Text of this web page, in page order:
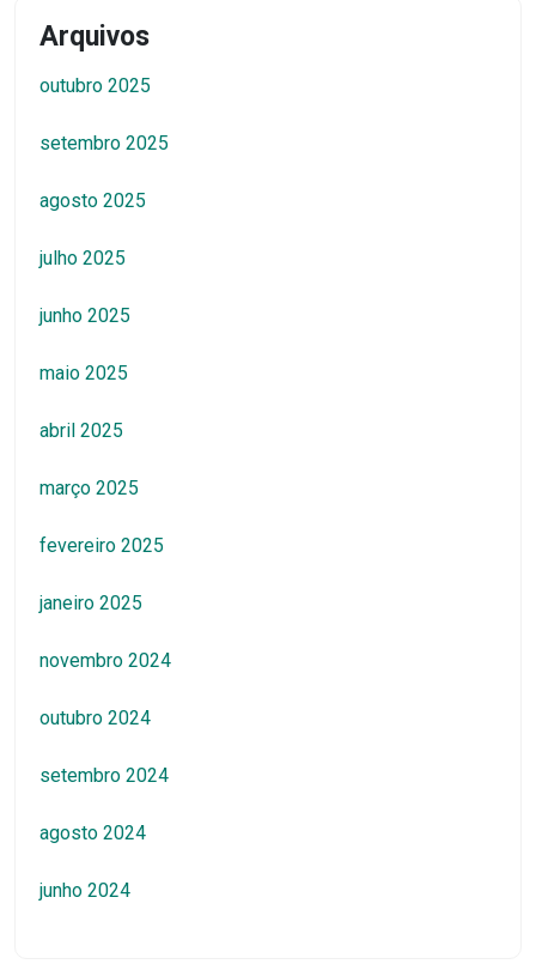
Arquivos
outubro 2025
setembro 2025
agosto 2025
julho 2025
junho 2025
maio 2025
abril 2025
março 2025
fevereiro 2025
janeiro 2025
novembro 2024
outubro 2024
setembro 2024
agosto 2024
junho 2024